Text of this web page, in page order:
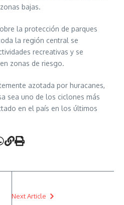
bajas.
la protección de parques
la región central se
recreativas y se
zonas de riesgo.
azotada por huracanes,
sea uno de los ciclones más
en el país en los últimos
Next Article